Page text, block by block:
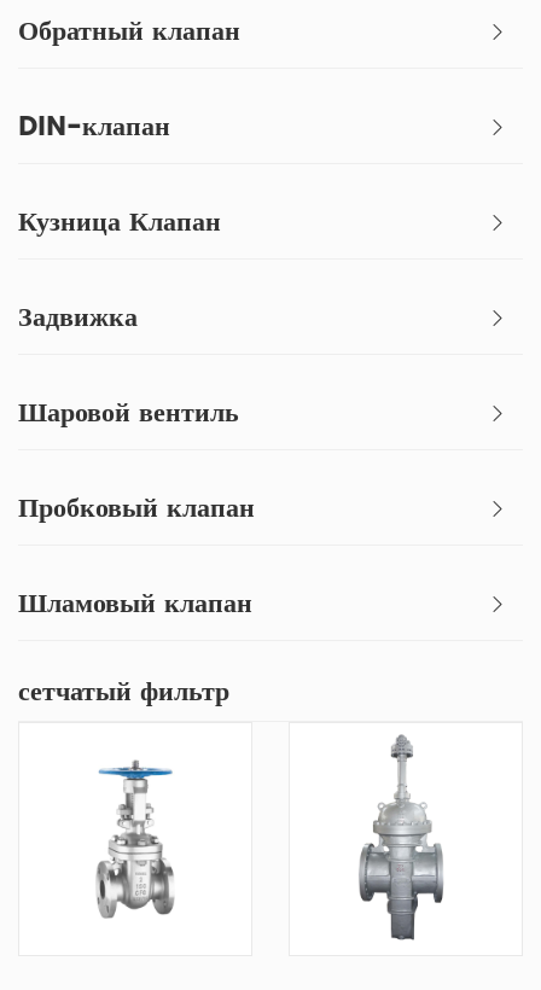
Обратный клапан
DIN-клапан
Кузница Клапан
Задвижка
Шаровой вентиль
Пробковый клапан
Шламовый клапан
сетчатый фильтр